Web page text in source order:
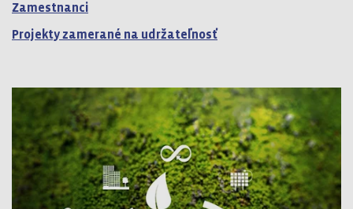
Zamestnanci
Projekty zamerané na udržateľnosť